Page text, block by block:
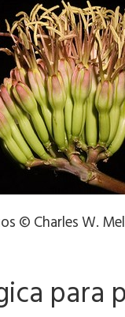
© Charles W.
para